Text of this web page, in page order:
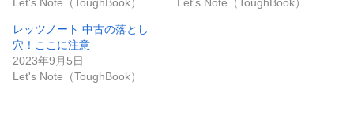
レッツノート 中古の落とし
穴！ここに注意
2023年9月5日
Let's Note（ToughBook）